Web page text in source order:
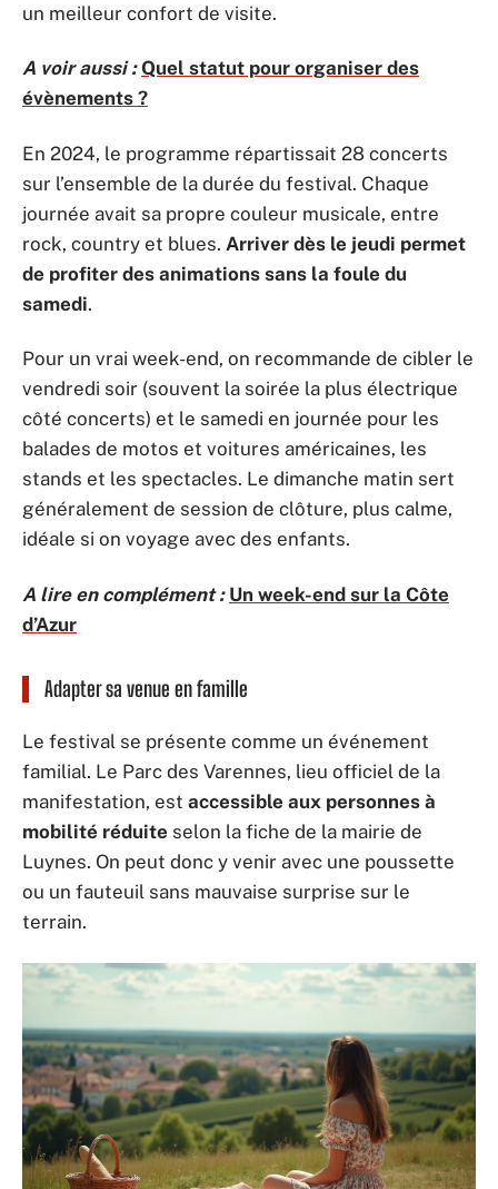
un meilleur confort de visite.
A voir aussi : Quel statut pour organiser des
évènements ?
En 2024, le programme répartissait 28 concerts
sur l’ensemble de la durée du festival. Chaque
journée avait sa propre couleur musicale, entre
rock, country et blues. Arriver dès le jeudi permet
de profiter des animations sans la foule du
samedi.
Pour un vrai week-end, on recommande de cibler le
vendredi soir (souvent la soirée la plus électrique
côté concerts) et le samedi en journée pour les
balades de motos et voitures américaines, les
stands et les spectacles. Le dimanche matin sert
généralement de session de clôture, plus calme,
idéale si on voyage avec des enfants.
A lire en complément : Un week-end sur la Côte
d’Azur
Adapter sa venue en famille
Le festival se présente comme un événement
familial. Le Parc des Varennes, lieu officiel de la
manifestation, est accessible aux personnes à
mobilité réduite selon la fiche de la mairie de
Luynes. On peut donc y venir avec une poussette
ou un fauteuil sans mauvaise surprise sur le
terrain.